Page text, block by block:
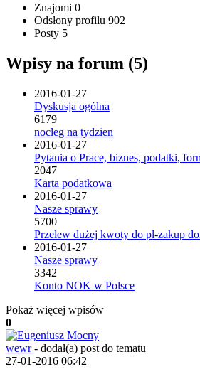
Znajomi 0
Odsłony profilu 902
Posty 5
Wpisy na forum (5)
2016-01-27
Dyskusja ogólna
6179
nocleg na tydzien
2016-01-27
Pytania o Prace, biznes, podatki,
2047
Karta podatkowa
2016-01-27
Nasze sprawy
5700
Przelew dużej kwoty do pl-zakup
2016-01-27
Nasze sprawy
3342
Konto NOK w Polsce
Pokaż więcej wpisów
0
wewr- dodał(a) post do tematu
27-01-2016 06:42